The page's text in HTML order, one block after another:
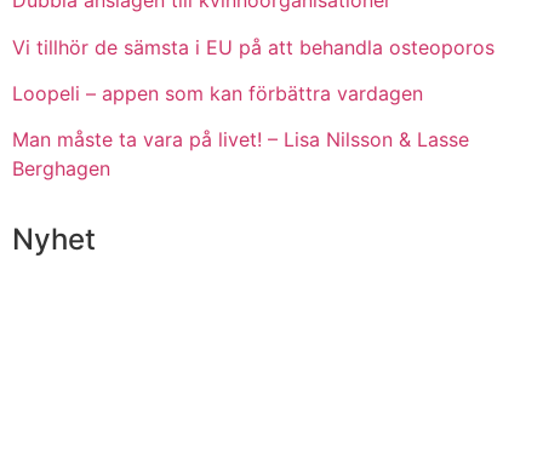
Vi tillhör de sämsta i EU på att behandla osteoporos
Loopeli – appen som kan förbättra vardagen
Man måste ta vara på livet! – Lisa Nilsson & Lasse
Berghagen
Nyhet